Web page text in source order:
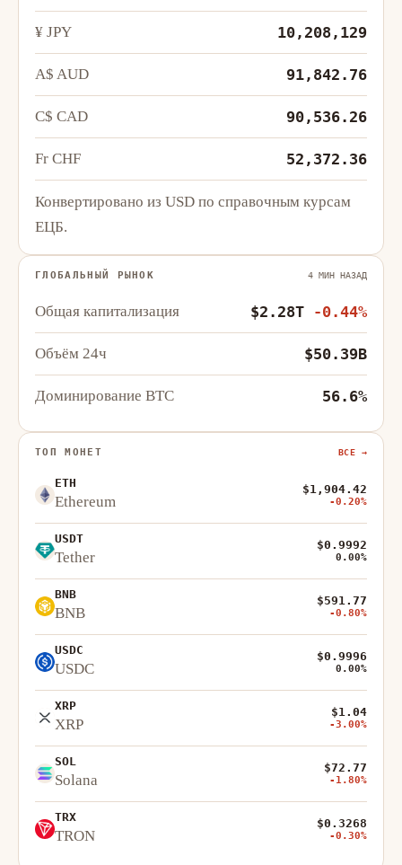
¥ JPY 10,208,129
A$ AUD 91,842.76
C$ CAD 90,536.26
Fr CHF 52,372.36
Конвертировано из USD по справочным курсам
ЕЦБ.
ГЛОБАЛЬНЫЙ РЫНОК 4 МИН НАЗАД
Общая капитализация $2.28T -0.44%
Объём 24ч $50.39B
Доминирование BTC 56.6%
ТОП МОНЕТ ВСЕ →
ETH
Ethereum
$1,904.42
-0.20%
USDT
Tether
$0.9992
0.00%
BNB
BNB
$591.77
-0.80%
USDC
USDC
$0.9996
0.00%
XRP
XRP
$1.04
-3.00%
SOL
Solana
$72.77
-1.80%
TRX
TRON
$0.3268
-0.30%